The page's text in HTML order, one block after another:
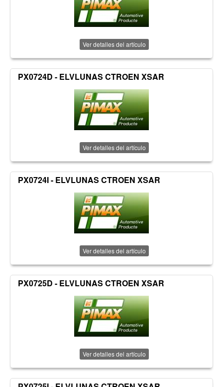
Ver detalles del artículo
PX0724D - ELVLUNAS CTROEN XSAR
Ver detalles del artículo
PX0724I - ELVLUNAS CTROEN XSAR
Ver detalles del artículo
PX0725D - ELVLUNAS CTROEN XSAR
Ver detalles del artículo